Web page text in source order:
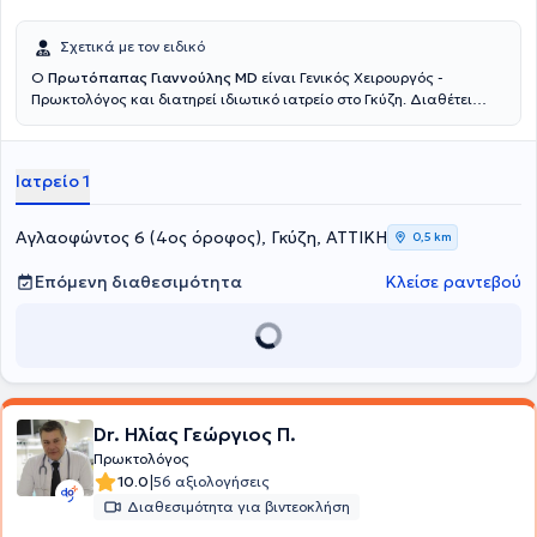
Σχετικά με τον ειδικό
Ο Πρωτόπαπας Γιαννούλης MD είναι Γενικός Χειρουργός -
Πρωκτολόγος και διατηρεί ιδιωτικό ιατρείο στο Γκύζη. Διαθέτει
Καποδιστριακού Πανεπιστημίου Αθηνών και ειδικεύτηκε στη Γενική
Μετεκπαιδεύτηκε στην Επείγουσα Προνοσοκομειακή Ιατρική και
κατέχει πιστοποίηση ATLS και Definitive Surgical Trauma Care
Course. Είναι συνεργάτης της Αθηναϊκής Κλινικής και του Doctor's
Hospital. Τέλος, είναι μέλος της Ελληνικής Εταιρείας Επούλωσης
Τραύματος και Ελκών και συμμετέχει σε πλήθος συνεδρίων στην
Ελλάδα και το εξωτερικό, στα πλαίσια της συνεχούς κατάρτισης,
Ιατρείο 1
Αγλαοφώντος 6 (4ος όροφος), Γκύζη, ΑΤΤΙΚΗ 0,5 km
Επόμενη διαθεσιμότητα Κλείσε ραντεβού
Dr. Ηλίας Γεώργιος Π.
Πρωκτολόγος
10.0|56 αξιολογήσεις
Διαθεσιμότητα για βιντεοκλήση